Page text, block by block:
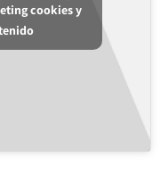
cookies y